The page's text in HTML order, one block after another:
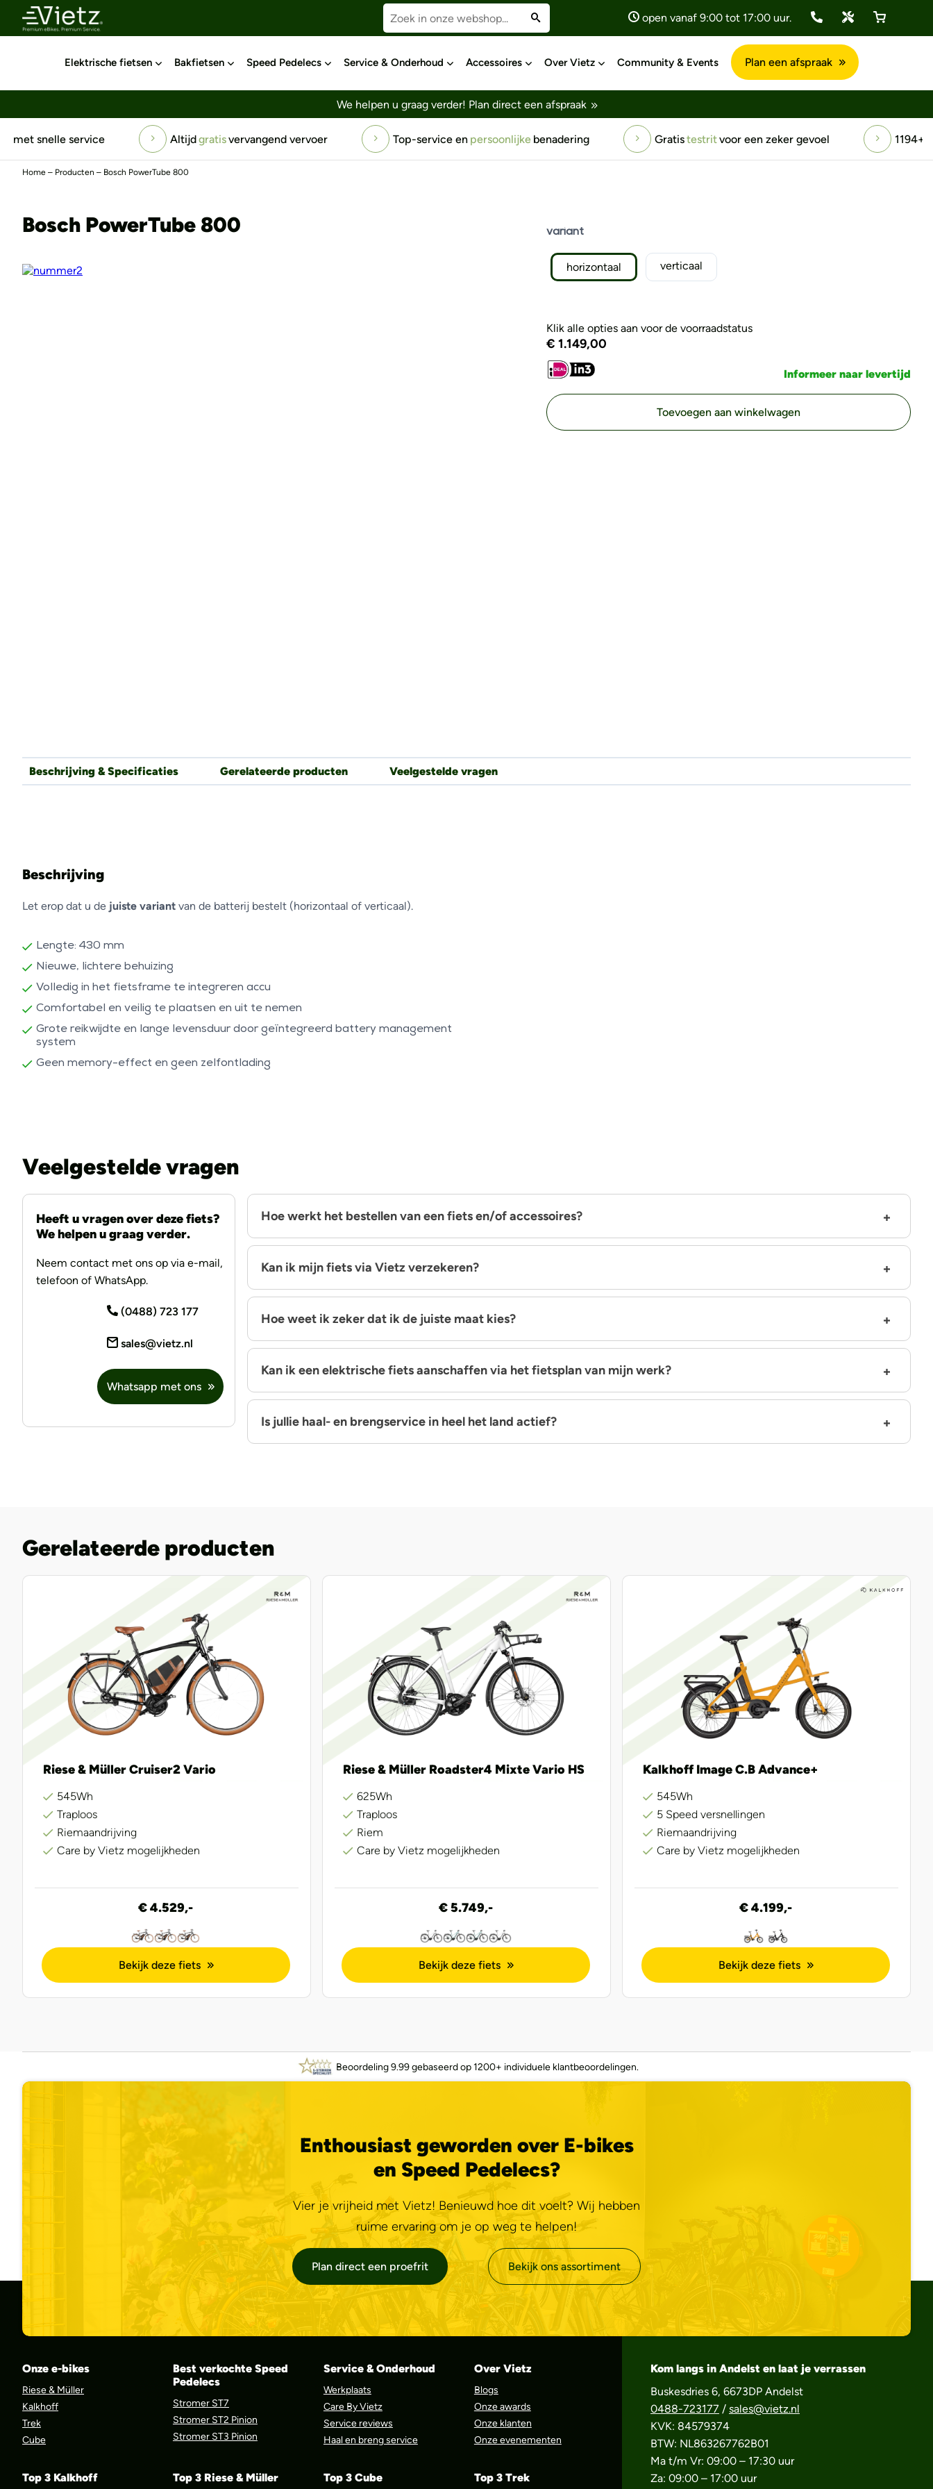
open vanaf 9:00 tot 17:00 uur.
Elektrische fietsen Bakfietsen Speed Pedelecs Service & Onderhoud Accessoires Over Vietz Community & Events Plan een afspraak
We helpen u graag verder! Plan direct een afspraak
Altijd gratisvervangend vervoer Top-service en persoonlijke benadering Gratistestrit voor een zeker gevoel 1194+ positieve reviews
Home – Producten – Bosch PowerTube 800
Bosch PowerTube 800
€ 1.149,00
Informeer naar levertijd
variant
horizontaal verticaal
Klik alle opties aan voor de voorraadstatus
Toevoegen aan winkelwagen
Beschrijving & Specificaties Gerelateerde producten Veelgestelde vragen
Beschrijving
Let erop dat u de juiste variant van de batterij bestelt (horizontaal of verticaal).
Lengte: 430 mm
Nieuwe, lichtere behuizing
Volledig in het fietsframe te integreren accu
Comfortabel en veilig te plaatsen en uit te nemen
Grote reikwijdte en lange levensduur door geïntegreerd battery management
system
Geen memory-effect en geen zelfontlading
Veelgestelde vragen
Heeft u vragen over deze fiets?
We helpen u graag verder.
Neem contact met ons op via e-mail,
telefoon of WhatsApp.
(0488) 723 177
sales@vietz.nl
Whatsapp met ons
Hoe werkt het bestellen van een fiets en/of accessoires?
Kan ik mijn fiets via Vietz verzekeren?
Hoe weet ik zeker dat ik de juiste maat kies?
Kan ik een elektrische fiets aanschaffen via het fietsplan van mijn werk?
Is jullie haal- en brengservice in heel het land actief?
Gerelateerde producten
Riese & Müller Cruiser2 Vario
545Wh
Traploos
Riemaandrijving
Care by Vietz mogelijkheden
€ 4.529,-
Bekijk deze fiets
Riese & Müller Roadster4 Mixte Vario HS
625Wh
Traploos
Riem
Care by Vietz mogelijkheden
€ 5.749,-
Bekijk deze fiets
Kalkhoff Image C.B Advance+
545Wh
5 Speed versnellingen
Riemaandrijving
Care by Vietz mogelijkheden
€ 4.199,-
Bekijk deze fiets
Beoordeling 9.99 gebaseerd op 1200+ individuele klantbeoordelingen.
Enthousiast geworden over E-bikes
en Speed Pedelecs?
Vier je vrijheid met Vietz! Benieuwd hoe dit voelt? Wij hebben
ruime ervaring om je op weg te helpen!
Plan direct een proefrit Bekijk ons assortiment
Onze e-bikes
Riese & Müller
Kalkhoff
Trek
Cube
Best verkochte Speed
Pedelecs
Stromer ST7
Stromer ST2 Pinion
Stromer ST3 Pinion
Service & Onderhoud
Werkplaats
Care By Vietz
Service reviews
Haal en breng service
Over Vietz
Blogs
Onze awards
Onze klanten
Onze evenementen
Top 3 Kalkhoff Top 3 Riese & Müller Top 3 Cube Top 3 Trek
Kom langs in Andelst en laat je verrassen
Buskesdries 6, 6673DP Andelst
0488-723177 / sales@vietz.nl
KVK: 84579374
BTW: NL863267762B01
Ma t/m Vr: 09:00 – 17:30 uur
Za: 09:00 – 17:00 uur